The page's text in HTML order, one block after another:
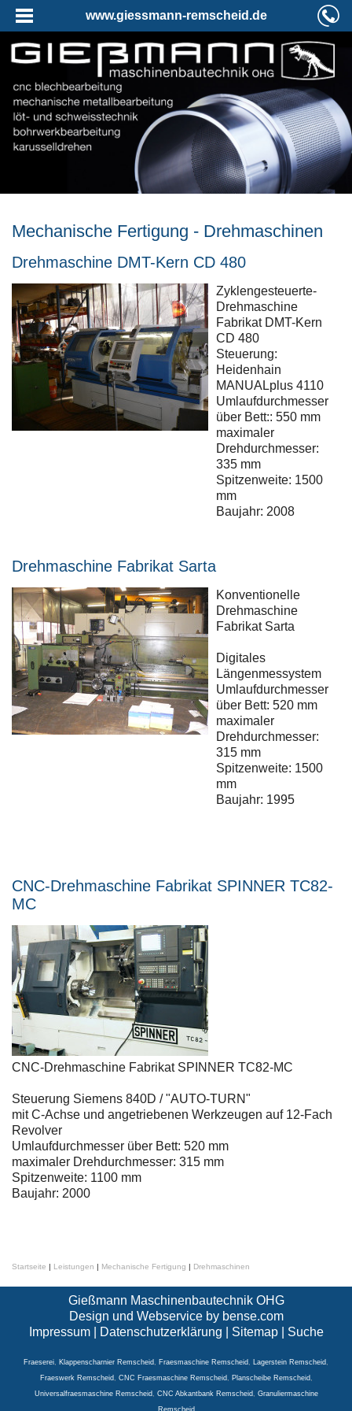
www.giessmann-remscheid.de
Mechanische Fertigung - Drehmaschinen
Drehmaschine DMT-Kern CD 480
Zyklengesteuerte-
Drehmaschine
Fabrikat DMT-Kern
CD 480
Steuerung:
Heidenhain
MANUALplus 4110
Umlaufdurchmesser
über Bett:: 550 mm
maximaler
Drehdurchmesser:
335 mm
Spitzenweite: 1500
mm
Baujahr: 2008
Drehmaschine Fabrikat Sarta
Konventionelle
Drehmaschine
Fabrikat Sarta
Digitales
Längenmessystem
Umlaufdurchmesser
über Bett: 520 mm
maximaler
Drehdurchmesser:
315 mm
Spitzenweite: 1500
mm
Baujahr: 1995
CNC-Drehmaschine Fabrikat SPINNER TC82-
MC
CNC-Drehmaschine Fabrikat SPINNER TC82-MC
Steuerung Siemens 840D / "AUTO-TURN"
mit C-Achse und angetriebenen Werkzeugen auf 12-Fach
Revolver
Umlaufdurchmesser über Bett: 520 mm
maximaler Drehdurchmesser: 315 mm
Spitzenweite: 1100 mm
Baujahr: 2000
Startseite | Leistungen | Mechanische Fertigung | Drehmaschinen
Gießmann Maschinenbautechnik OHG
Design und Webservice by bense.com
Impressum| Datenschutzerklärung Sitemap| Suche
Fraeserei, Klappenscharnier Remscheid, Fraesmaschine Remscheid, Lagerstein Remscheid,
Fraeswerk Remscheid, CNC Fraesmaschine Remscheid, Planscheibe Remscheid,
Universalfraesmaschine Remscheid, CNC Abkantbank Remscheid, Granuliermaschine